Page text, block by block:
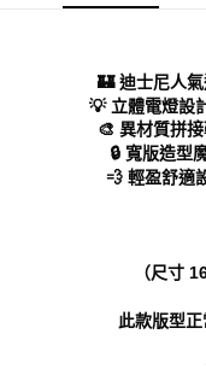
※ 交易是否成功請以「
【注意事項】
１．透過由恩沛科技股份
易，需依本服務之必要範
權轉讓予恩沛科技股份有限
２．關於個人資料處理事
３．未成年的使用者請事
時審查核予不同之上限額
５．嚴禁一人註冊多個帳
付款後 7-11取貨
新竹物流宅配
每筆NT$90，滿
🏰 迪士尼人
💡 立體電燈設
🎨 異材質拼
🔒 寬版造型
💨 輕盈舒適
（尺寸
此款版型